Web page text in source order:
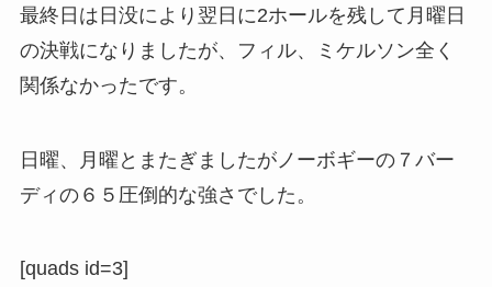
最終日は日没により翌日に2ホールを残して月曜日
の決戦になりましたが、フィル、ミケルソン全く
関係なかったです。
日曜、月曜とまたぎましたがノーボギーの７バー
ディの６５ 圧倒的な強さでした。
[quads id=3]